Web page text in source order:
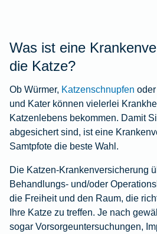
Was ist eine
die Katze?
Ob Würmer, Katzenschnupfen oder
und Kater können vielerlei
Katzenlebens bekommen. Damit
abgesichert sind, ist eine
Samtpfote die beste Wahl.
Die Katzen-Krankenversicherung
Behandlungs- und/oder
die Freiheit und den Raum, die
Ihre Katze zu treffen. Je nach
sogar Vorsorgeuntersuchungen,